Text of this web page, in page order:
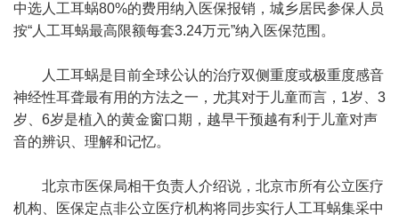
中选人工耳蜗80%的费用纳入医保报销，城乡居民参保人员
按“人工耳蜗最高限额每套3.24万元”纳入医保范围。
人工耳蜗是目前全球公认的治疗双侧重度或极重度感音
神经性耳聋最有用的方法之一，尤其对于儿童而言，1岁、3
岁、6岁是植入的黄金窗口期，越早干预越有利于儿童对声
音的辨识、理解和记忆。
北京市医保局相干负责人介绍说，北京市所有公立医疗
机构、医保定点非公立医疗机构将同步实行人工耳蜗集采中